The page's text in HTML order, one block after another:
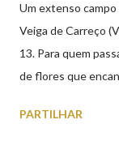
Um extenso campo
Veiga de Carreço
13. Para quem
de flores que
aproveite a
PARTILHAR